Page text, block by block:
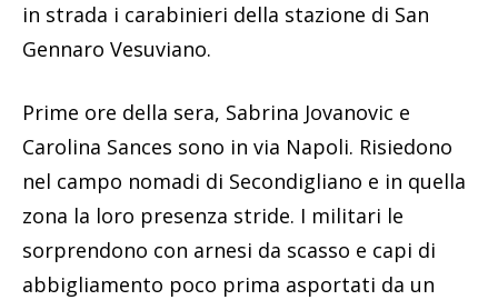
in strada i carabinieri della stazione di San
Gennaro Vesuviano.
Prime ore della sera, Sabrina Jovanovic e
Carolina Sances sono in via Napoli. Risiedono
nel campo nomadi di Secondigliano e in quella
zona la loro presenza stride. I militari le
sorprendono con arnesi da scasso e capi di
abbigliamento poco prima asportati da un